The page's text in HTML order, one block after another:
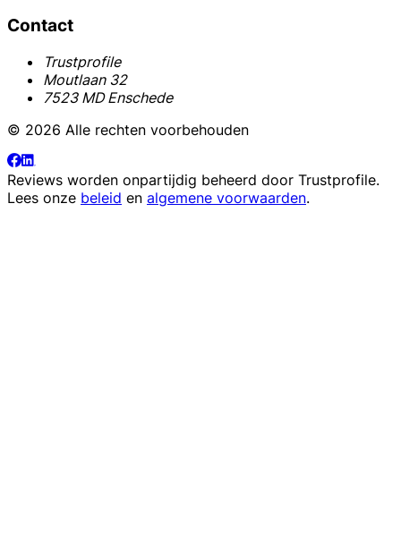
Contact
Trustprofile
Moutlaan 32
7523 MD Enschede
© 2026 Alle rechten voorbehouden
Reviews worden onpartijdig beheerd door Trustprofile.
Lees onze beleid en algemene voorwaarden.